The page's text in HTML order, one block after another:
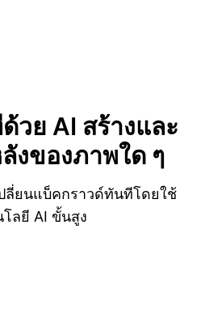
วย AI สร้างและ
งของภาพใด ๆ
ลี่ยนแบ็คกราวด์ทันทีโดยใช้
โลยี AI ขั้นสูง